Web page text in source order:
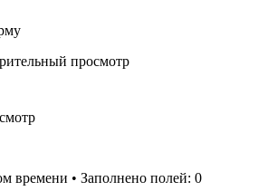
просмотр
времени • Заполнено полей: 0